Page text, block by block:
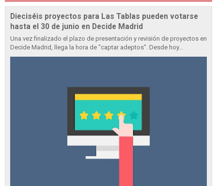
Dieciséis proyectos para Las Tablas pueden votarse
hasta el 30 de junio en Decide Madrid
Una vez finalizado el plazo de presentación y revisión de proyectos en
Decide Madrid, llega la hora de "captar adeptos". Desde hoy...